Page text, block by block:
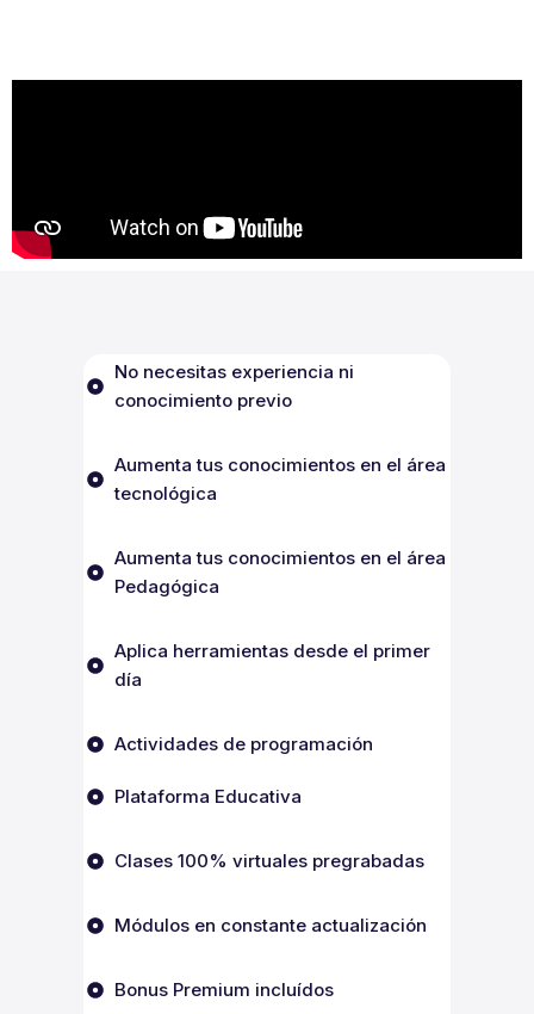
No necesitas experiencia ni
conocimiento previo
Aumenta tus conocimientos en el área
tecnológica
Aumenta tus conocimientos en el área
Pedagógica
Aplica herramientas desde el primer
día
Actividades de programación
Plataforma Educativa
Clases 100% virtuales pregrabadas
Módulos en constante actualización
Bonus Premium incluídos